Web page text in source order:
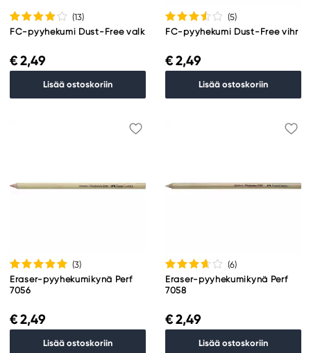
(13)
FC-pyyhekumi Dust-Free valk
€ 2,49
Lisää ostoskoriin
(5)
FC-pyyhekumi Dust-Free vihr
€ 2,49
Lisää ostoskoriin
(3)
Eraser-pyyhekumikynä Perf
7056
€ 2,49
Lisää ostoskoriin
(6)
Eraser-pyyhekumikynä Perf
7058
€ 2,49
Lisää ostoskoriin